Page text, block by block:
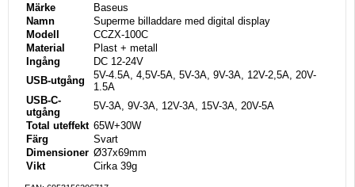
Märke
Baseus
Namn
Superme billaddare med digital display
Modell
CCZX-100C
Material
Plast + metall
Ingång
DC 12-24V
USB-utgång
5V-4.5A, 4,5V-5A, 5V-3A, 9V-3A, 12V-2,5A, 20V-
1.5A
USB-C-
utgång
5V-3A, 9V-3A, 12V-3A, 15V-3A, 20V-5A
Total uteffekt 65W+30W
Färg
Svart
Dimensioner Ø37x69mm
Vikt
Cirka 39g